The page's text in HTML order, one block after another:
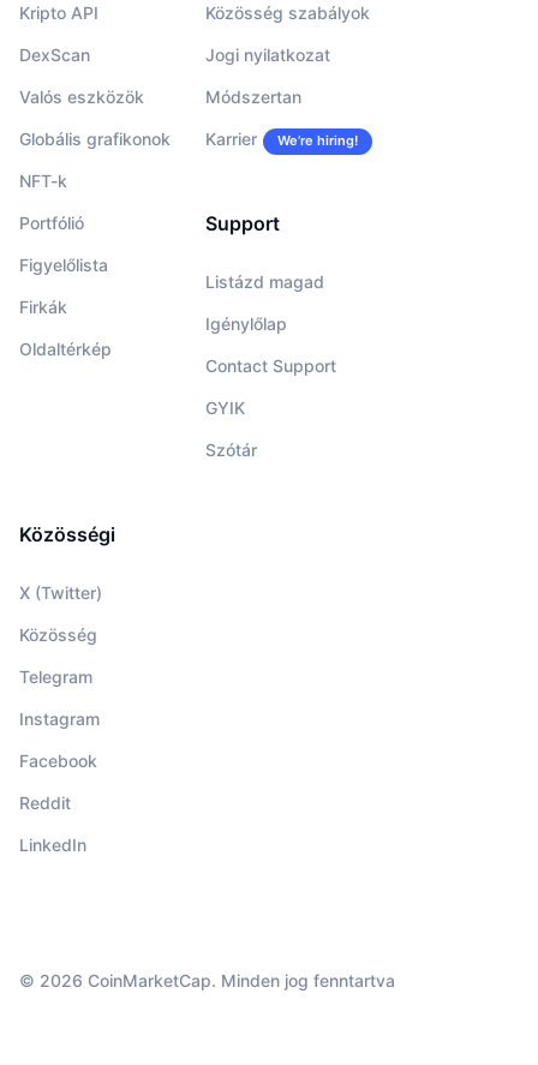
Kripto API
DexScan
Valós eszközök
Globális grafikonok
NFT-k
Portfólió
Figyelőlista
Firkák
Oldaltérkép
Közösség szabályok
Jogi nyilatkozat
Módszertan
Karrier We’re hiring!
Support
Listázd magad
Igénylőlap
Contact Support
GYIK
Szótár
Közösségi
X (Twitter)
Közösség
Telegram
Instagram
Facebook
Reddit
LinkedIn
© 2026 CoinMarketCap. Minden jog fenntartva